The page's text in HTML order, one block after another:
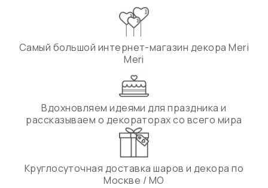
Самый большой интернет-магазин декора Meri
Meri
Вдохновляем идеями для праздника и
рассказываем о декораторах со всего мира
Круглосуточная доставка шаров и декора по
Москве / МО